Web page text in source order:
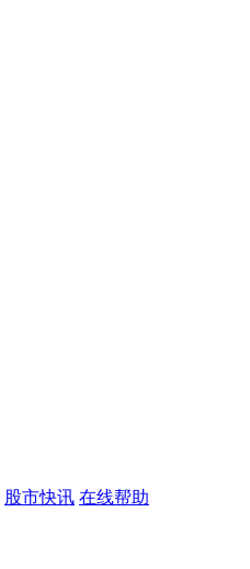
股市快讯 在线帮助